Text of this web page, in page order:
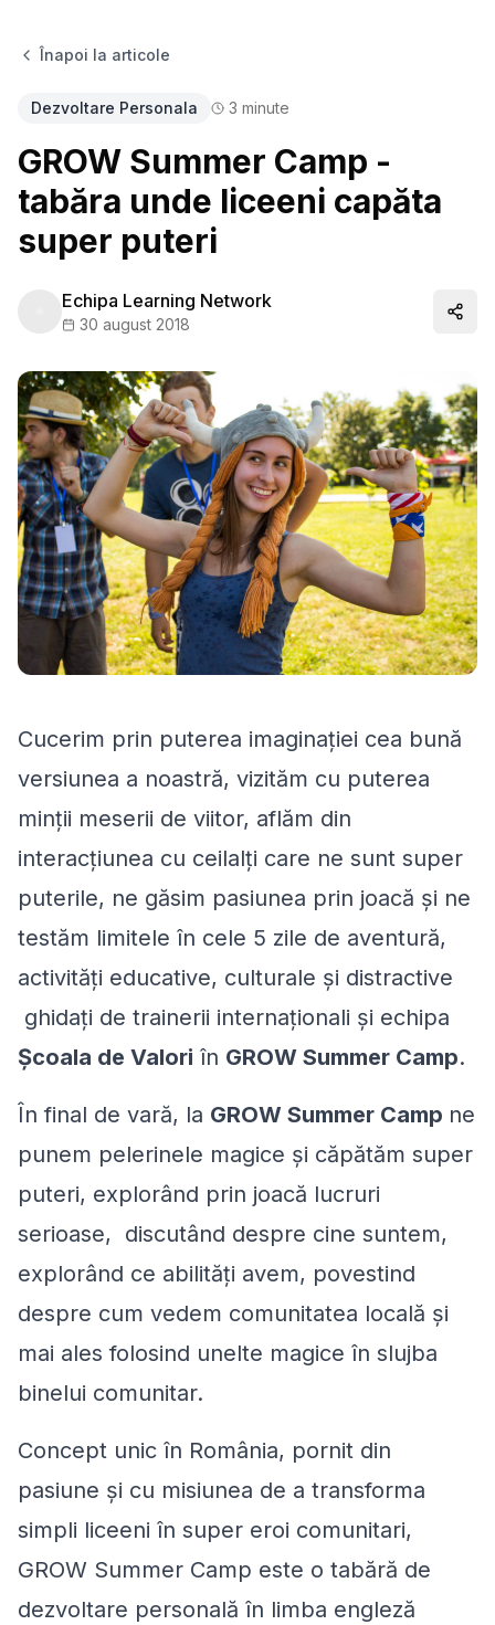
Înapoi la articole
Dezvoltare Personala 3 minute
GROW Summer Camp -
tabăra unde liceeni capăta
super puteri
Echipa Learning Network
30 august 2018
Cucerim prin puterea imaginației cea bună
versiunea a noastră, vizităm cu puterea
minții meserii de viitor, aflăm din
interacțiunea cu ceilalți care ne sunt super
puterile, ne găsim pasiunea prin joacă şi ne
testăm limitele în cele 5 zile de aventură,
activități educative, culturale şi distractive
ghidaţi de trainerii internaţionali şi echipa
Şcoala de Valori în GROW Summer Camp.
În final de vară, la GROW Summer Camp ne
punem pelerinele magice și căpătăm super
puteri, explorând prin joacă lucruri
serioase, discutând despre cine suntem,
explorând ce abilități avem, povestind
despre cum vedem comunitatea locală și
mai ales folosind unelte magice în slujba
binelui comunitar.
Concept unic în România, pornit din
pasiune și cu misiunea de a transforma
simpli liceeni în super eroi comunitari,
GROW Summer Camp este o tabără de
dezvoltare personală în limba engleză